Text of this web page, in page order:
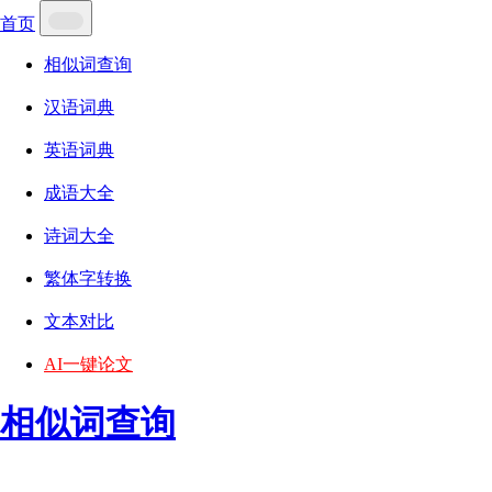
首页
相似词查询
汉语词典
英语词典
成语大全
诗词大全
繁体字转换
文本对比
AI一键论文
相似词查询